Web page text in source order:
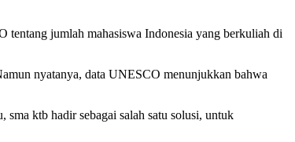
jumlah mahasiswa Indonesia yang berkuliah di
nyatanya, data UNESCO menunjukkan bahwa
sma ktb hadir sebagai salah satu solusi, untuk